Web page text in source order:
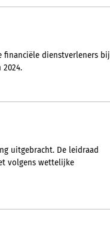
financiële dienstverleners bij
uitgebracht. De leidraad
volgens wettelijke